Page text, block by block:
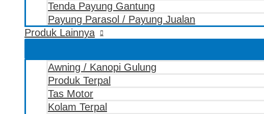
Tenda Payung Gantung
Payung Parasol / Payung Jualan
Produk Lainnya
Awning / Kanopi Gulung
Produk Terpal
Tas Motor
Kolam Terpal